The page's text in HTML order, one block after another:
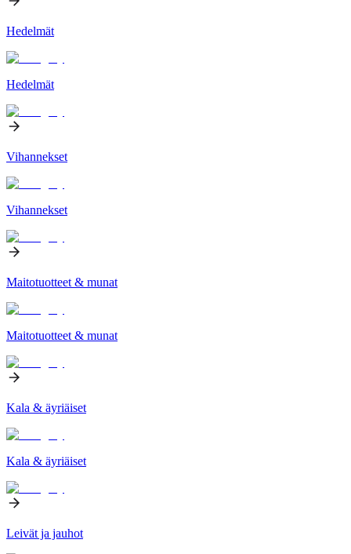
Hedelmät
Hedelmät
Vihannekset
Vihannekset
Maitotuotteet & munat
Maitotuotteet & munat
Kala & äyriäiset
Kala & äyriäiset
Leivät ja jauhot